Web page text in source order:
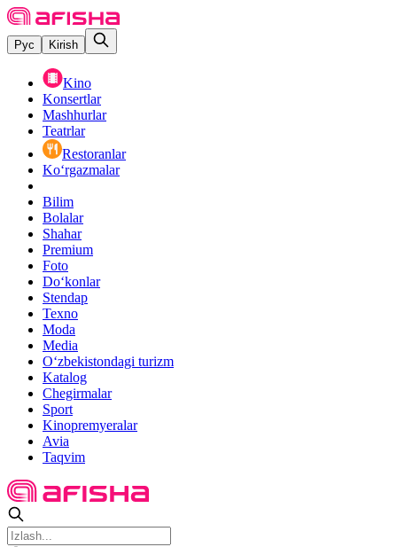
Рус Kirish
Kino
Konsertlar
Mashhurlar
Teatrlar
Restoranlar
Ko‘rgazmalar
Bilim
Bolalar
Shahar
Premium
Foto
Do‘konlar
Stendap
Texno
Moda
Media
O‘zbekistondagi turizm
Katalog
Chegirmalar
Sport
Kinopremyeralar
Avia
Taqvim